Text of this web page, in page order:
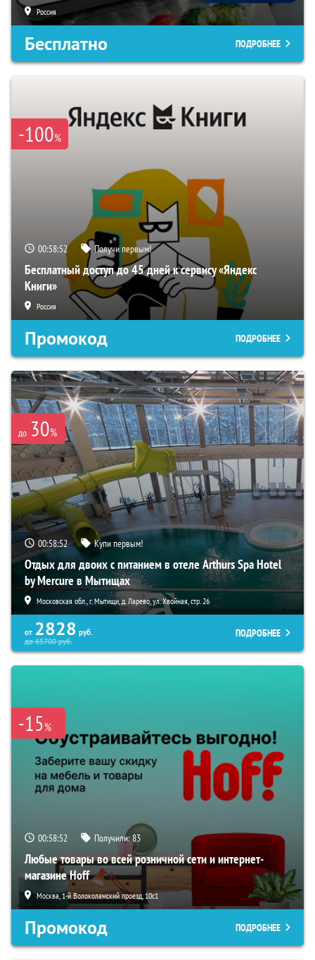
Россия
Бесплатно ПОДРОБНЕЕ
-100%
00:58:50 Получи первым!
Бесплатный доступ до 45 дней к сервису «Яндекс
Книги»
Россия
Промокод ПОДРОБНЕЕ
до 30%
00:58:50 Купи первым!
Отдых для двоих с питанием в отеле Arthurs Spa Hotel
by Mercure в Мытищах
Московская обл., г. Мытищи, д. Ларево, ул. Хвойная, стр. 26
от 2828 руб.
до65700руб.
ПОДРОБНЕЕ
-15%
00:58:50 Получили:83
Любые товары во всей розничной сети и интернет-
магазине Hoff
Москва, 1-й Волоколамский проезд, 10с1
Промокод ПОДРОБНЕЕ